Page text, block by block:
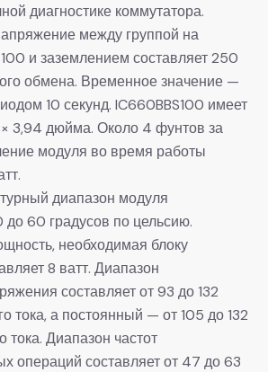
диагностике коммутатора.
между группой на
и заземлением составляет 250
обмена. Временное значение —
10 секунд. IC660BBS100 имеет
3,94 дюйма. Около 4 фунтов за
модуля во время работы
диапазон модуля
до 60 градусов по цельсию.
необходимая блоку
8 ватт. Диапазон
составляет от 93 до 132
тока, а постоянный — от 105 до 132
тока. Диапазон частот
операций составляет от 47 до 63